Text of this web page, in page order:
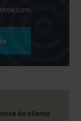
de cliente